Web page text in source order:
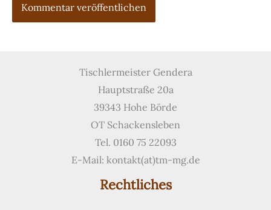
Tischlermeister Gendera
Hauptstraße 20a
39343 Hohe Börde
OT Schackensleben
Tel. 0160 75 22093
E-Mail: kontakt(at)tm-mg.de
Rechtliches